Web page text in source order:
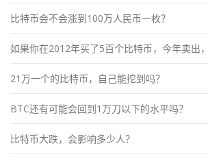
比特币会不会涨到100万人民币一枚？
如果你在2012年买了5百个比特币，今年卖出
21万一个的比特币，自己能挖到吗？
BTC还有可能会回到1万刀以下的水平吗？
比特币大跌，会影响多少人？